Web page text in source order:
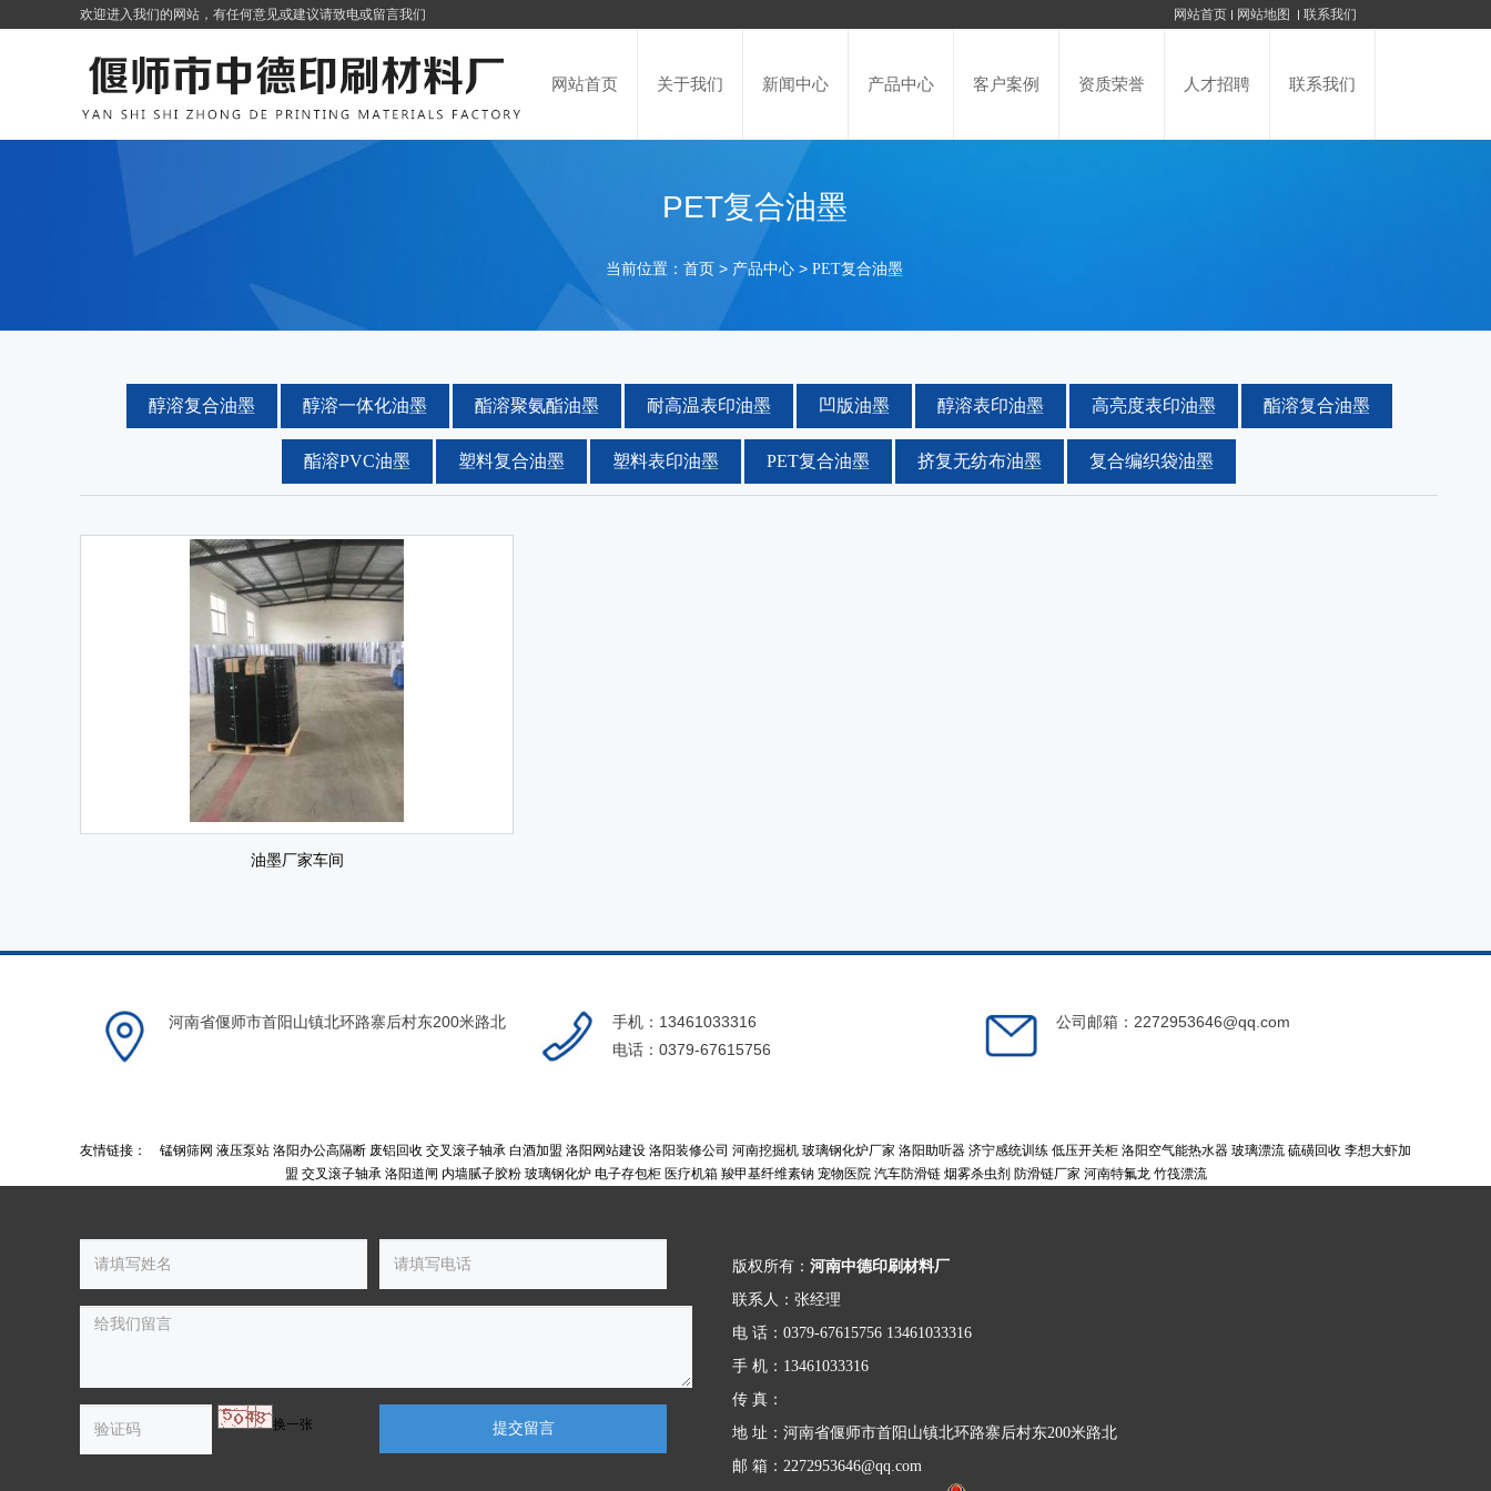
欢迎进入我们的网站，有任何意见或建议请致电或留言我们 网站首页 网站地图 联系我们
网站首页 关于我们 新闻中心 产品中心 客户案例 资质荣誉 人才招聘 联系我们
PET复合油墨
当前位置：首页 > 产品中心 >PET复合油墨
醇溶复合油墨 醇溶一体化油墨 酯溶聚氨酯油墨 耐高温表印油墨 凹版油墨 醇溶表印油墨 高亮度表印油墨 酯溶复合油墨
酯溶PVC油墨 塑料复合油墨 塑料表印油墨 PET复合油墨 挤复无纺布油墨 复合编织袋油墨
油墨厂家车间
河南省偃师市首阳山镇北环路寨后村东200米路北
手机：13461033316
电话：0379-67615756
公司邮箱：2272953646@qq.com
友情链接： 锰钢筛网 液压泵站 洛阳办公高隔断 废铝回收 交叉滚子轴承 白酒加盟 洛阳网站建设 洛阳装修公司 河南挖掘机 玻璃钢化炉厂家 洛阳助听器 济宁感统训练 低压开关柜 洛阳空气能热水器 玻璃漂流 硫磺回收 李想大虾加
盟 交叉滚子轴承 洛阳道闸 内墙腻子胶粉 玻璃钢化炉 电子存包柜 医疗机箱 羧甲基纤维素钠 宠物医院 汽车防滑链 烟雾杀虫剂 防滑链厂家 河南特氟龙 竹筏漂流
换一张 提交留言
版权所有： 河南中德印刷材料厂
联系人：张经理
电 话：0379-67615756 13461033316
手 机：13461033316
传 真：
地 址：河南省偃师市首阳山镇北环路寨后村东200米路北
邮 箱：2272953646@qq.com